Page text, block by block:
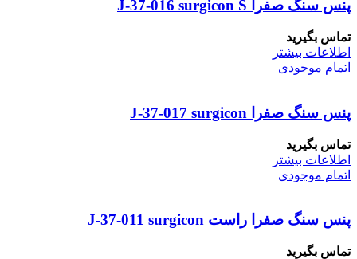
پنس سنگ صفرا J-37-016 surgicon S
تماس بگیرید
اطلاعات بیشتر
اتمام موجودی
پنس سنگ صفرا J-37-017 surgicon
تماس بگیرید
اطلاعات بیشتر
اتمام موجودی
پنس سنگ صفرا راست J-37-011 surgicon
تماس بگیرید